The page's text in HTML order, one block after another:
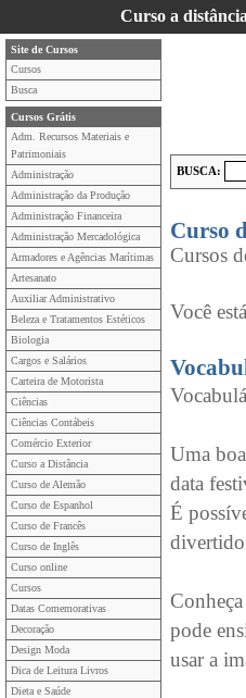
Curso a
Site de Cursos
Cursos
Busca
Cursos Grátis
Adm. Recursos Materiais e
Patrimoniais
Administração
Administração da Produção
Administração Financeira
Administração Mercadológica
Armadores e Agências Marítimas
Artesanato
Auxiliar Administrativo
Beleza e Tratamentos Estéticos
Biologia
Cargos e Salários
Carteira de Motorista
Ciências
Ciências Contábeis
Comércio Exterior
Curso a Distância
Curso de Alemão
Curso de Espanhol
Curso de Francês
Curso de Inglês
Curso online
Cursos
Datas Comemorativas
Decoração
Design Moda
Dica de Leitura Livros
Dieta e Saúde
BUSCA:
Curso
Cursos
Você
Uma
data
É
divertido
pode
usar a